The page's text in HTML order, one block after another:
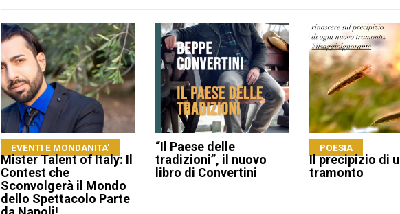
EVENTI E MONDANITA'
Mister Talent of Italy: Il
Contest che
Sconvolgerà il Mondo
dello Spettacolo Parte
“Il Paese delle
tradizioni”, il nuovo
libro di Convertini
POESIA
Il precipizio di
tramonto